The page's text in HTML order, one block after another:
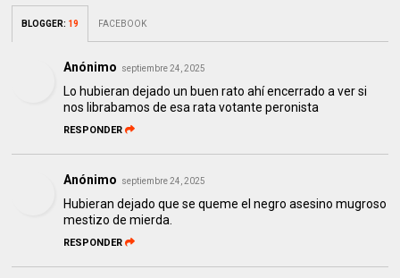
BLOGGER: 19 FACEBOOK
Anónimo septiembre 24, 2025
Lo hubieran dejado un buen rato ahí encerrado a ver si
nos librabamos de esa rata votante peronista
RESPONDER
Anónimo septiembre 24, 2025
Hubieran dejado que se queme el negro asesino mugroso
mestizo de mierda.
RESPONDER